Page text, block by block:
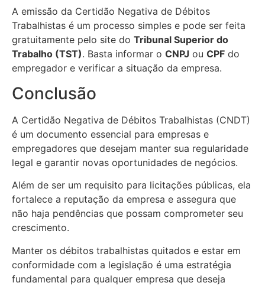
A emissão da Certidão Negativa de Débitos
Trabalhistas é um processo simples e pode ser feita
gratuitamente pelo site do Tribunal Superior do
Trabalho (TST). Basta informar o CNPJ ou CPF do
empregador e verificar a situação da empresa.
Conclusão
A Certidão Negativa de Débitos Trabalhistas (CNDT)
é um documento essencial para empresas e
empregadores que desejam manter sua regularidade
legal e garantir novas oportunidades de negócios.
Além de ser um requisito para licitações públicas, ela
fortalece a reputação da empresa e assegura que
não haja pendências que possam comprometer seu
crescimento.
Manter os débitos trabalhistas quitados e estar em
conformidade com a legislação é uma estratégia
fundamental para qualquer empresa que deseja